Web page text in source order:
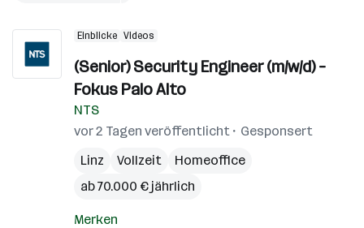
Linz
Einblicke Videos
(Senior) Security Engineer (m/w/d) –
Fokus Palo Alto
NTS
vor 2 Tagen veröffentlicht
Gesponsert
Linz
Vollzeit
Homeoffice
ab 70.000 € jährlich
Merken